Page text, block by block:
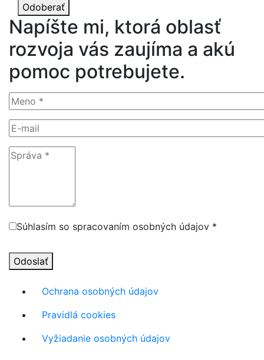
Odoberať
Napíšte mi, ktorá oblasť
rozvoja vás zaujíma a akú
pomoc potrebujete.
Súhlasím so spracovaním osobných údajov *
Odoslať
Ochrana osobných údajov
Pravidlá cookies
Vyžiadanie osobných údajov